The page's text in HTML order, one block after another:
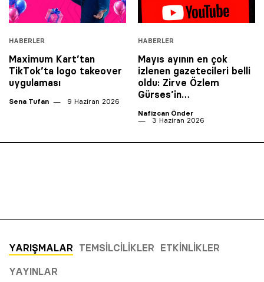
HABERLER
Maximum Kart’tan
TikTok’ta logo takeover
uygulaması
Sena Tufan 9 Haziran 2026
HABERLER
Mayıs ayının en çok
izlenen gazetecileri belli
oldu: Zirve Özlem
Gürses’in…
Nafizcan Önder
3 Haziran 2026
YARIŞMALAR TEMSILCILIKLER ETKINLIKLER
YAYINLAR